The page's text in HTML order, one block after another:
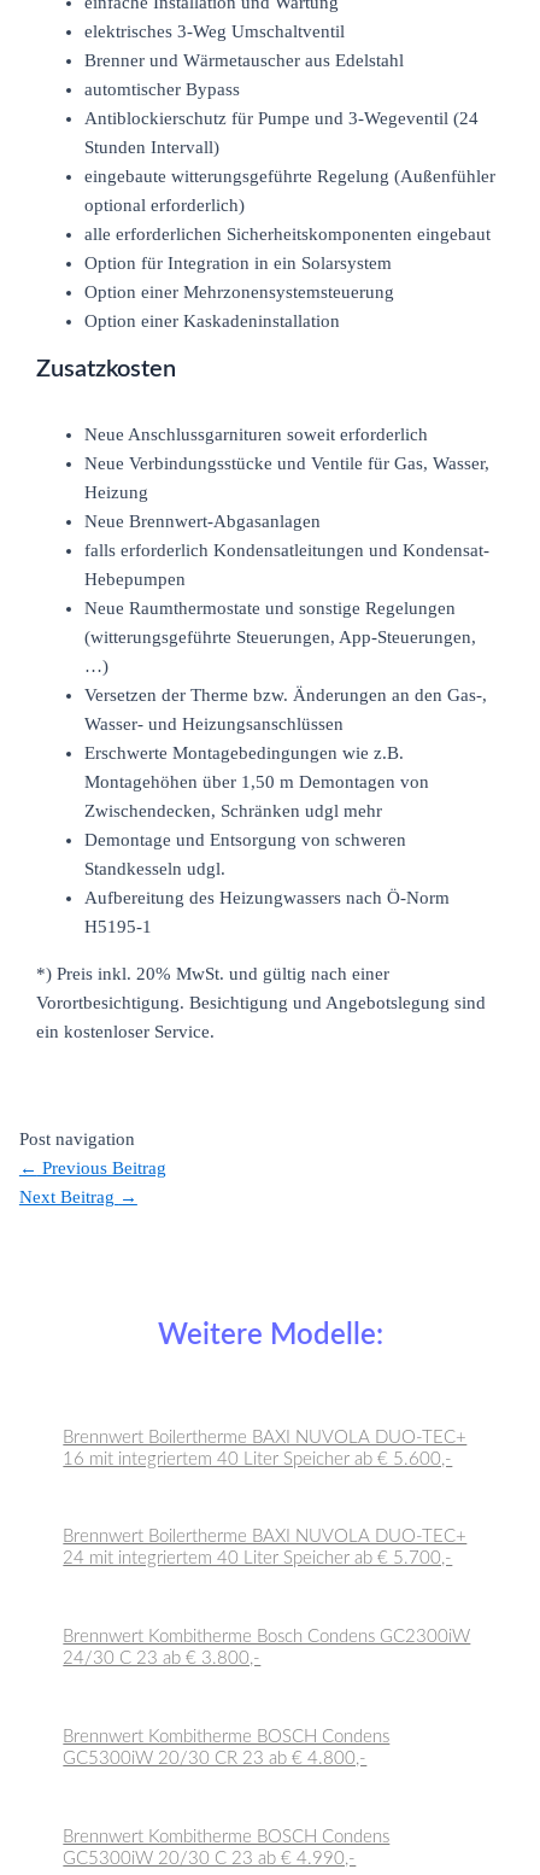
elektrisches 3-Weg Umschaltventil
Brenner und Wärmetauscher aus Edelstahl
automtischer Bypass
Antiblockierschutz für Pumpe und 3-Wegeventil (24
Stunden Intervall)
eingebaute witterungsgeführte Regelung (Außenfühler
optional erforderlich)
alle erforderlichen Sicherheitskomponenten eingebaut
Option für Integration in ein Solarsystem
Option einer Mehrzonensystemsteuerung
Option einer Kaskadeninstallation
Zusatzkosten
Neue Anschlussgarnituren soweit erforderlich
Neue Verbindungsstücke und Ventile für Gas, Wasser,
Heizung
Neue Brennwert-Abgasanlagen
falls erforderlich Kondensatleitungen und Kondensat-
Hebepumpen
Neue Raumthermostate und sonstige Regelungen
(witterungsgeführte Steuerungen, App-Steuerungen,
…)
Versetzen der Therme bzw. Änderungen an den Gas-,
Wasser- und Heizungsanschlüssen
Erschwerte Montagebedingungen wie z.B.
Montagehöhen über 1,50 m Demontagen von
Zwischendecken, Schränken udgl mehr
Demontage und Entsorgung von schweren
Standkesseln udgl.
Aufbereitung des Heizungwassers nach Ö-Norm
H5195-1
*) Preis inkl. 20% MwSt. und gültig nach einer
Vorortbesichtigung. Besichtigung und Angebotslegung sind
ein kostenloser Service.
Post navigation
← Previous Beitrag
Next Beitrag →
Weitere Modelle:
Brennwert Boilertherme BAXI NUVOLA DUO-TEC+
16 mit integriertem 40 Liter Speicher ab € 5.600,-
Brennwert Boilertherme BAXI NUVOLA DUO-TEC+
24 mit integriertem 40 Liter Speicher ab € 5.700,-
Brennwert Kombitherme Bosch Condens GC2300iW
24/30 C 23 ab € 3.800,-
Brennwert Kombitherme BOSCH Condens
GC5300iW 20/30 CR 23 ab € 4.800,-
Brennwert Kombitherme BOSCH Condens
GC5300iW 20/30 C 23 ab € 4.990,-